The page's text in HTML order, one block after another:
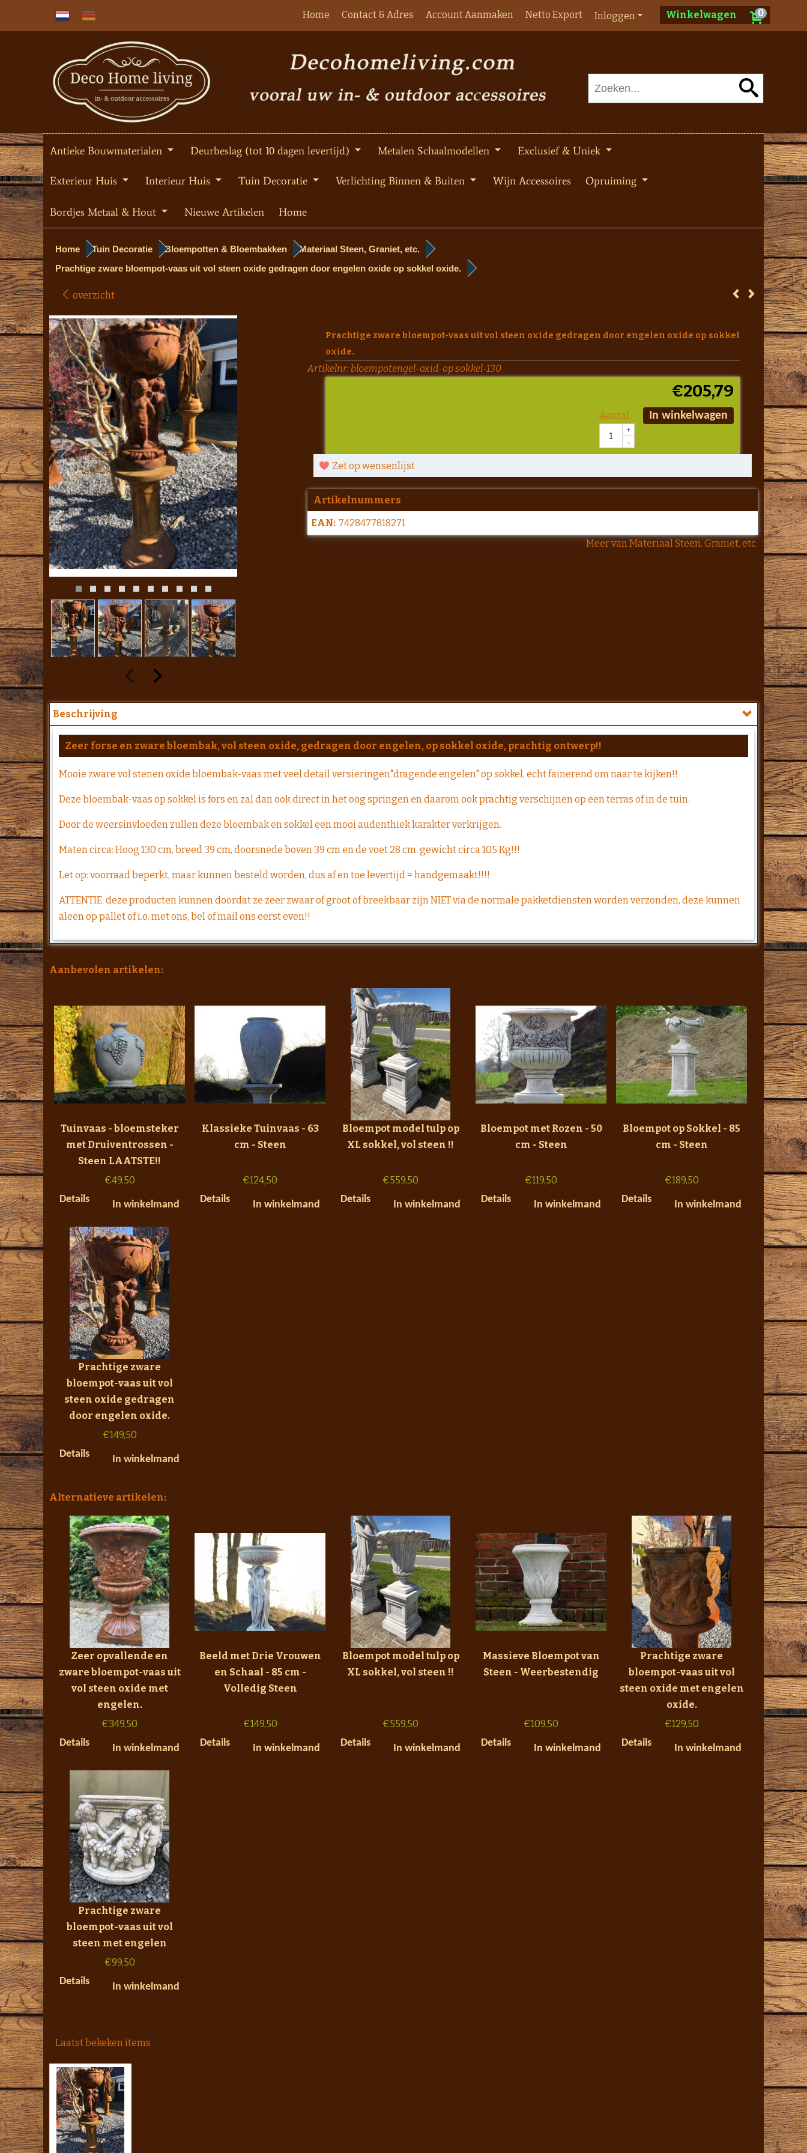
Winkelwagen 0
Inloggen
Home Contact & Adres Account Aanmaken Netto Export
Antieke Bouwmaterialen Deurbeslag (tot 10 dagen levertijd) Metalen Schaalmodellen Exclusief & Uniek
Exterieur Huis Interieur Huis Tuin Decoratie Verlichting Binnen & Buiten Wijn Accessoires Opruiming
Bordjes Metaal & Hout Nieuwe Artikelen Home
Home Tuin Decoratie Bloempotten & Bloembakken
Materiaal Steen, Graniet, etc.
Prachtige zware bloempot-vaas uit vol steen oxide gedragen door engelen oxide op sokkel oxide.
overzicht
Prachtige zware bloempot-vaas uit vol steen oxide gedragen door engelen oxide op sokkel
oxide.
Artikelnr: bloempotengel-oxid-op sokkel-130
€205,79
Aantal
+
-
In winkelwagen
Zet op wensenlijst
Artikelnummers
EAN: 7428477818271
Meer van Materiaal Steen, Graniet, etc.
Beschrijving
Zeer forse en zware bloembak, vol steen oxide, gedragen door engelen, op sokkel oxide, prachtig ontwerp!!
Mooie zware vol stenen oxide bloembak-vaas met veel detail versieringen"dragende engelen" op sokkel, echt fainerend om naar te kijken!!
Deze bloembak-vaas op sokkel is fors en zal dan ook direct in het oog springen en daarom ook prachtig verschijnen op een terras of in de tuin.
Door de weersinvloeden zullen deze bloembak en sokkel een mooi audenthiek karakter verkrijgen.
Maten circa: Hoog 130 cm, breed 39 cm, doorsnede boven 39 cm en de voet 28 cm. gewicht circa 105 Kg!!!
Let op: voorraad beperkt, maar kunnen besteld worden, dus af en toe levertijd = handgemaakt!!!!
ATTENTIE: deze producten kunnen doordat ze zeer zwaar of groot of breekbaar zijn NIET via de normale pakketdiensten worden verzonden, deze kunnen
aleen op pallet of i.o. met ons, bel of mail ons eerst even!!
Aanbevolen artikelen:
Tuinvaas - bloemsteker
met Druiventrossen -
Steen LAATSTE!!
€49,50
Details
In winkelmand
Klassieke Tuinvaas - 63
cm - Steen
€124,50
Details
In winkelmand
Bloempot model tulp op
XL sokkel, vol steen !!
€559,50
Details
In winkelmand
Bloempot met Rozen - 50
cm - Steen
€119,50
Details
In winkelmand
Bloempot op Sokkel - 85
cm - Steen
€189,50
Details
In winkelmand
Prachtige zware
bloempot-vaas uit vol
steen oxide gedragen
door engelen oxide.
€149,50
Details
In winkelmand
Alternatieve artikelen:
Zeer opvallende en
zware bloempot-vaas uit
vol steen oxide met
engelen.
€349,50
Details
In winkelmand
Beeld met Drie Vrouwen
en Schaal - 85 cm -
Volledig Steen
€149,50
Details
In winkelmand
Bloempot model tulp op
XL sokkel, vol steen !!
€559,50
Details
In winkelmand
Massieve Bloempot van
Steen - Weerbestendig
€109,50
Details
In winkelmand
Prachtige zware
bloempot-vaas uit vol
steen oxide met engelen
oxide.
€129,50
Details
In winkelmand
Prachtige zware
bloempot-vaas uit vol
steen met engelen
€99,50
Details
In winkelmand
Laatst bekeken items